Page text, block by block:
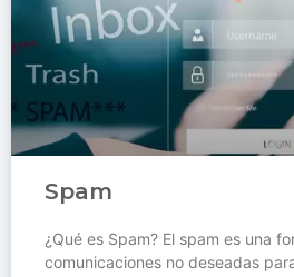
Spam
¿Qué es Spam? El spam es una
comunicaciones no deseadas